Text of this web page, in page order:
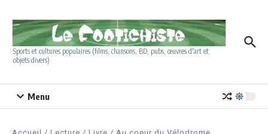
Sports et cultures populaires (films, chansons, BD, pubs, œuvres d'art et
objets divers)
Menu